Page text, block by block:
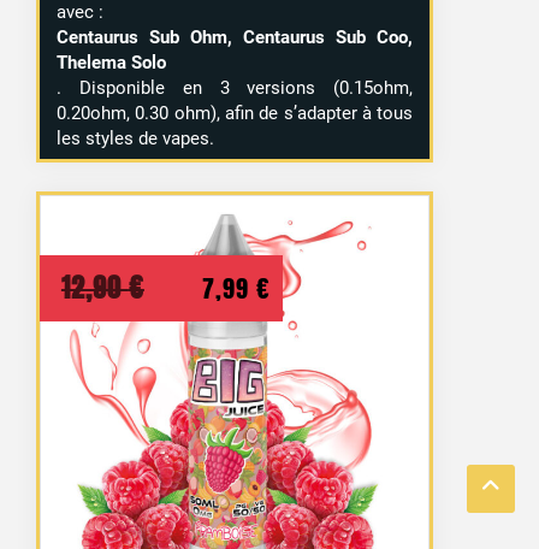
avec :
Centaurus Sub Ohm, Centaurus Sub Coo,
Thelema Solo
. Disponible en 3 versions (0.15ohm,
0.20ohm, 0.30 ohm), afin de s’adapter à tous
les styles de vapes.
12,90€
Le
prix
initial
était :
12,90 €.
7,99 € Le
prix
actuel
est :
7,99 €.